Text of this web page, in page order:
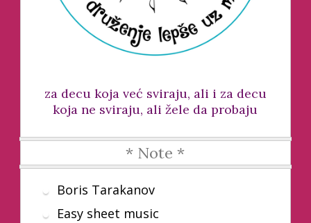
za decu koja već sviraju, ali i za decu
koja ne sviraju, ali žele da probaju
* Note *
Boris Tarakanov
Easy sheet music